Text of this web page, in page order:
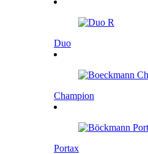
Duo
Champion
Portax